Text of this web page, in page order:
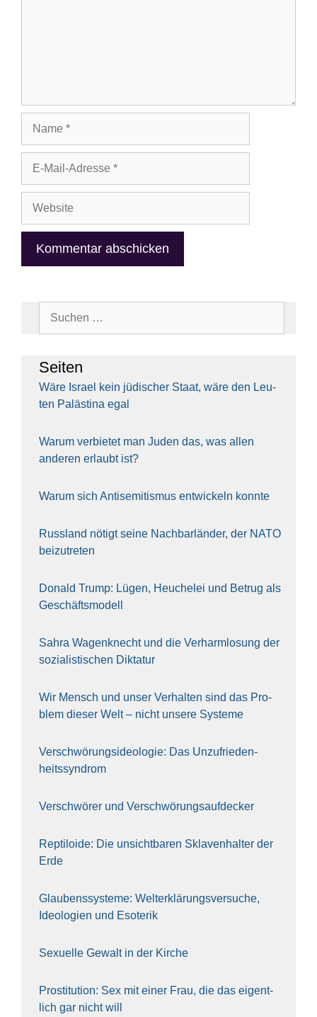
Adresse
Sei­ten
Wäre Isra­el kein jüdi­scher Staat, wäre den Leu­
ten Paläs­ti­na egal
War­um ver­bie­tet man Juden das, was allen
ande­ren erlaubt ist?
War­um sich Anti­se­mi­tis­mus ent­wi­ckeln konn­te
Russ­land nötigt sei­ne Nach­bar­län­der, der NATO
bei­zu­tre­ten
Donald Trump: Lügen, Heu­che­lei und Betrug als
Geschäfts­mo­dell
Sahra Wagen­knecht und die Ver­harm­lo­sung der
sozia­lis­ti­schen Dik­ta­tur
Wir Mensch und unser Ver­hal­ten sind das Pro­
blem die­ser Welt – nicht unse­re Sys‍te‍me
Ver­schwö­rungs­ideo­lo­gie: Das Unzufrieden­
heitssyndrom
Ver­schwö­rer und Verschwörungs­aufdecker
Rep­ti­lo­ide: Die unsicht­ba­ren Skla­ven­hal­ter der
Erde
Glau­bens­sys­te­me: Welt­erklä­rungs­ver­su­che,
Ideo­lo­gien und Eso­te­rik
Sexu­el­le Gewalt in der Kir­che
Pro­sti­tu­ti­on: Sex mit einer Frau, die das eigent­
lich gar nicht will